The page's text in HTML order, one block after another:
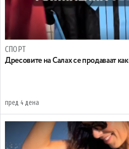
СПОРТ
Дресовите на Салах се продаваат
пред 4 дена